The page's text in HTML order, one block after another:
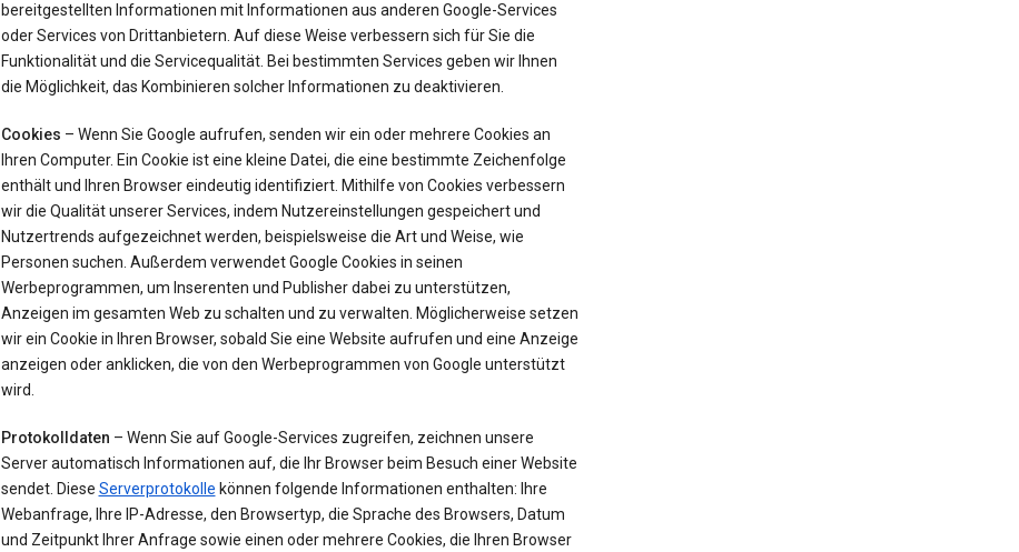
bereitgestellten Informationen mit Informationen aus anderen Google-Services
oder Services von Drittanbietern. Auf diese Weise verbessern sich für Sie die
Funktionalität und die Servicequalität. Bei bestimmten Services geben wir Ihnen
die Möglichkeit, das Kombinieren solcher Informationen zu deaktivieren.
Cookies – Wenn Sie Google aufrufen, senden wir ein oder mehrere Cookies an
Ihren Computer. Ein Cookie ist eine kleine Datei, die eine bestimmte Zeichenfolge
enthält und Ihren Browser eindeutig identifiziert. Mithilfe von Cookies verbessern
wir die Qualität unserer Services, indem Nutzereinstellungen gespeichert und
Nutzertrends aufgezeichnet werden, beispielsweise die Art und Weise, wie
Personen suchen. Außerdem verwendet Google Cookies in seinen
Werbeprogrammen, um Inserenten und Publisher dabei zu unterstützen,
Anzeigen im gesamten Web zu schalten und zu verwalten. Möglicherweise setzen
wir ein Cookie in Ihren Browser, sobald Sie eine Website aufrufen und eine Anzeige
anzeigen oder anklicken, die von den Werbeprogrammen von Google unterstützt
wird.
Protokolldaten – Wenn Sie auf Google-Services zugreifen, zeichnen unsere
Server automatisch Informationen auf, die Ihr Browser beim Besuch einer Website
sendet. Diese Serverprotokolle können folgende Informationen enthalten: Ihre
Webanfrage, Ihre IP-Adresse, den Browsertyp, die Sprache des Browsers, Datum
und Zeitpunkt Ihrer Anfrage sowie einen oder mehrere Cookies, die Ihren Browser